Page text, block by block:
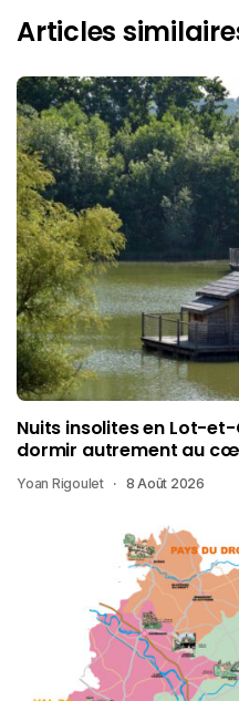
Articles
Nuits insolites en Lot-
dormir autrement au
Yoan Rigoulet 8 Août 2026